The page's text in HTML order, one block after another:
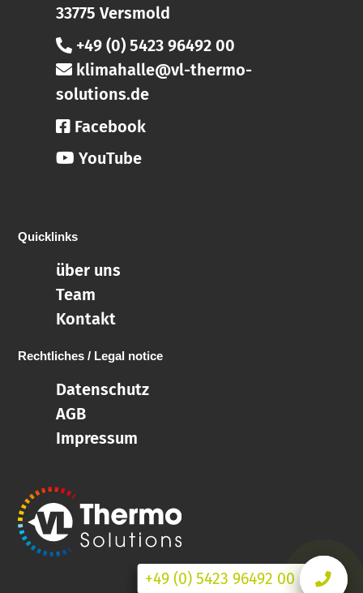
+49 (0) 5423 96492 00
33775 Versmold
+49 (0) 5423 96492 00
klimahalle@vl-thermo-
solutions.de
Facebook
YouTube
Quicklinks
über uns
Team
Kontakt
Rechtliches / Legal notice
Datenschutz
AGB
Impressum